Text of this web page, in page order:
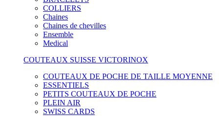
COLLIERS
Chaines
Chaines de chevilles
Ensemble
Medical
COUTEAUX SUISSE VICTORINOX
COUTEAUX DE POCHE DE TAILLE MOYENNE
ESSENTIELS
PETITS COUTEAUX DE POCHE
PLEIN AIR
SWISS CARDS